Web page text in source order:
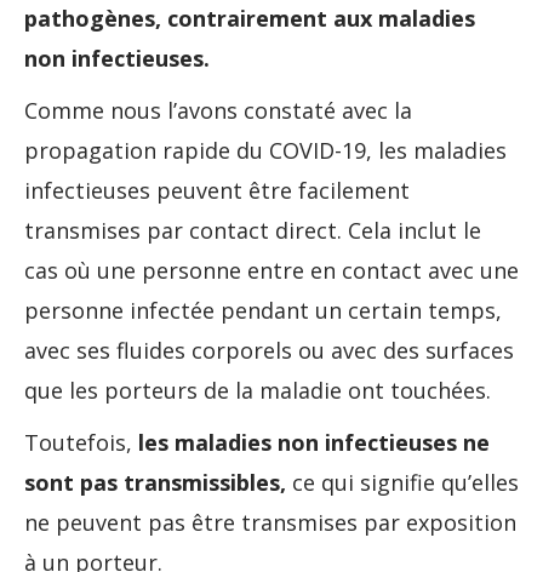
pathogènes, contrairement aux maladies
non infectieuses.
Comme nous l’avons constaté avec la
propagation rapide du COVID-19, les maladies
infectieuses peuvent être facilement
transmises par contact direct. Cela inclut le
cas où une personne entre en contact avec une
personne infectée pendant un certain temps,
avec ses fluides corporels ou avec des surfaces
que les porteurs de la maladie ont touchées.
Toutefois, les maladies non infectieuses ne
sont pas transmissibles, ce qui signifie qu’elles
ne peuvent pas être transmises par exposition
à un porteur.